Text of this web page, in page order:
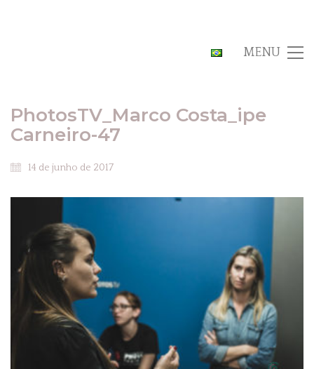
MENU
PhotosTV_Marco Costa_ipe
Carneiro-47
14 de junho de 2017